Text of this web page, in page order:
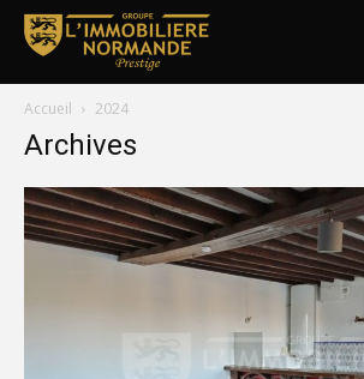
Accueil 2024
Archives